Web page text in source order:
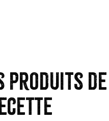
produits de